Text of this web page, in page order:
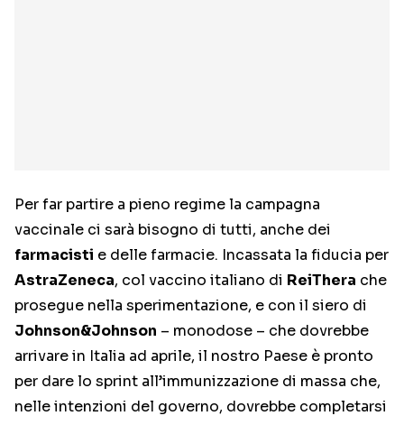
Per far partire a pieno regime la campagna
vaccinale ci sarà bisogno di tutti, anche dei
farmacisti e delle farmacie. Incassata la fiducia per
AstraZeneca, col vaccino italiano di ReiThera che
prosegue nella sperimentazione, e con il siero di
Johnson&Johnson – monodose – che dovrebbe
arrivare in Italia ad aprile, il nostro Paese è pronto
per dare lo sprint all’immunizzazione di massa che,
nelle intenzioni del governo, dovrebbe completarsi